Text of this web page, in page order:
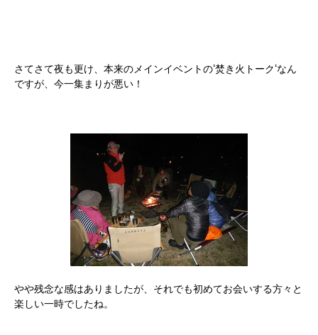
さてさて夜も更け、本来のメインイベントの‘焚き火トーク‘なん
ですが、今一集まりが悪い！
やや残念な感はありましたが、それでも初めてお会いする方々と
楽しい一時でしたね。